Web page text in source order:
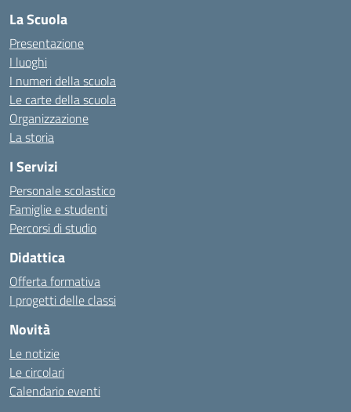
La Scuola
Presentazione
I luoghi
I numeri della scuola
Le carte della scuola
Organizzazione
La storia
I Servizi
Personale scolastico
Famiglie e studenti
Percorsi di studio
Didattica
Offerta formativa
I progetti delle classi
Novità
Le notizie
Le circolari
Calendario eventi